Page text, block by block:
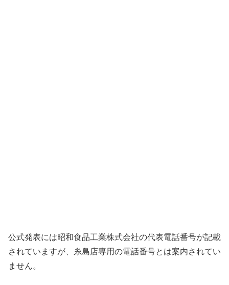
公式発表には昭和食品工業株式会社の代表電話番号が記載
されていますが、糸島店専用の電話番号とは案内されてい
ません。